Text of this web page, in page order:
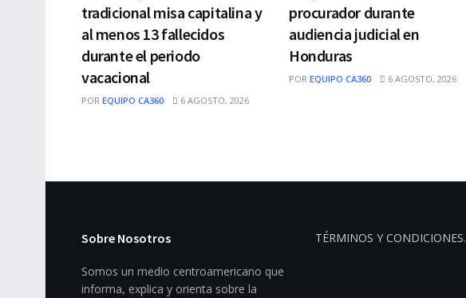
tradicional misa capitalina y
al menos 13 fallecidos
durante el periodo
vacacional
POR EQUIPO CA360 6 AGOSTO, 2026
procurador durante
audiencia judicial en
Honduras
POR EQUIPO CA360 6 AGOSTO, 2026
Sobre Nosotros
Somos un medio centroamericano que
informa, explica y orienta sobre la
TÉRMINOS Y CONDICIONES.